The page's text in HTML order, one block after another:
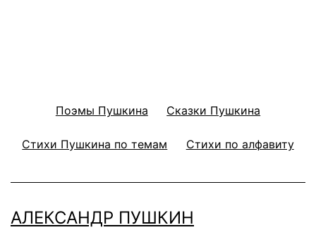
Поэмы Пушкина Сказки Пушкина
Стихи Пушкина по темам Стихи по алфавиту
АЛЕКСАНДР ПУШКИН